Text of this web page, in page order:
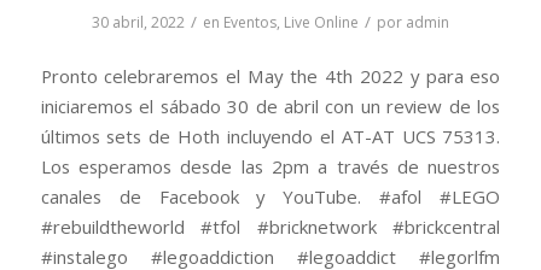
30 abril, 2022 / en Eventos, Live Online / por admin
Pronto celebraremos el May the 4th 2022 y para eso
iniciaremos el sábado 30 de abril con un review de los
últimos sets de Hoth incluyendo el AT-AT UCS 75313.
Los esperamos desde las 2pm a través de nuestros
canales de Facebook y YouTube. #afol #LEGO
#rebuildtheworld #tfol #bricknetwork #brickcentral
#instalego #legoaddiction #legoaddict #legorlfm